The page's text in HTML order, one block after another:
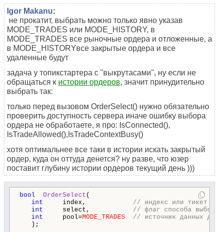
Igor Makanu:
не прокатит, выбрать можно только явно указав
MODE_TRADES или MODE_HISTORY, в
MODE_TRADES все рыночные ордера и отложенные, а
в MODE_HISTORYвсе закрытые ордера и все
удаленные будут
задача у топикстартера с "выкрутасами", ну если не
обращаться к истории ордеров, значит принудительно
выбрать так:
только перед вызовом OrderSelect() нужно обязательно
проверить доступность сервера иначе ошибку выбора
ордера не обработаете, я про: IsConnected(),
IsTradeAllowed(),IsTradeContextBusy()
хотя оптимальнее все таки в истории искать закрытый
ордер, куда он оттуда денется? ну разве, что юзер
поставит глубину истории ордеров текущий день )))
bool OrderSelect (
int index, // индекс или тикет
int select, // флаг способа
int pool=MODE_TRADES
// источник данных
);